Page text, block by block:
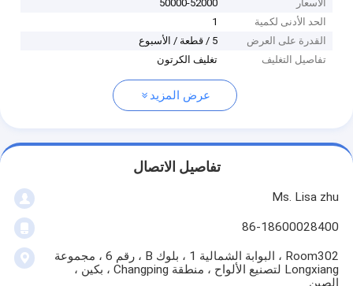
الأسعار
50000-52000
الحد الأدنى لكمية
1
القدرة على العرض
5 / قطعة / الأسبوع
تفاصيل التغليف
تغليف الكرتون
عرض المزيد
تفاصيل الاتصال
Ms. Lisa zhu
86-18600028400
Room302 ، البوابة الشمالية 1 ، بلوك B ، رقم 6 ، مجموعة
Longxiang لتصنيع الألواح ، منطقة Changping ، بكين ،
الصين